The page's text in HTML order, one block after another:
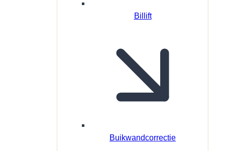
Billift
Buikwandcorrectie